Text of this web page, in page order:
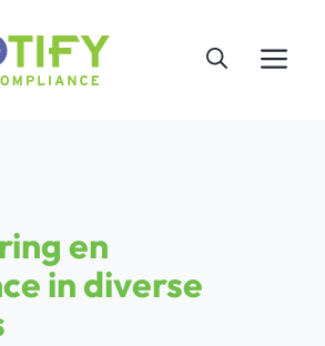
en
in diverse